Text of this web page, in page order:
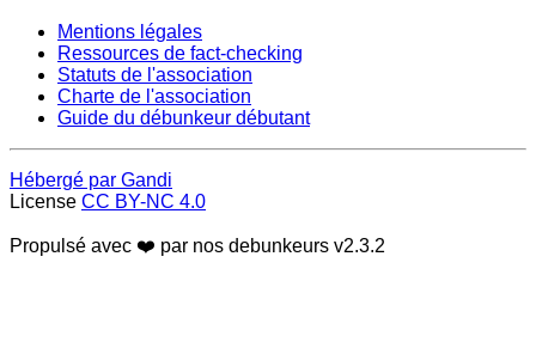
Mentions légales
Ressources de fact-checking
Statuts de l'association
Charte de l'association
Guide du débunkeur débutant
Hébergé par Gandi
License CC BY-NC 4.0
Propulsé avec ❤️ par nos debunkeurs v2.3.2